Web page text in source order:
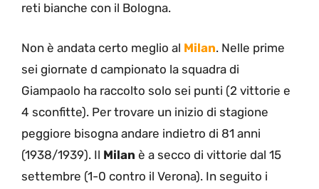
reti bianche con il Bologna.
Non è andata certo meglio al Milan. Nelle prime
sei giornate d campionato la squadra di
Giampaolo ha raccolto solo sei punti (2 vittorie e
4 sconfitte). Per trovare un inizio di stagione
peggiore bisogna andare indietro di 81 anni
(1938/1939). Il Milan è a secco di vittorie dal 15
settembre (1-0 contro il Verona). In seguito i